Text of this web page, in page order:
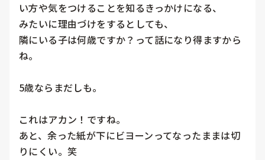
い方や気をつけることを知るきっかけになる、
みたいに理由づけをするとしても、
隣にいる子は何歳ですか？って話になり得ますから
ね。
5歳ならまだしも。
これはアカン！ですね。
あと、余った紙が下にビヨーンってなったままは切
りにくい。笑